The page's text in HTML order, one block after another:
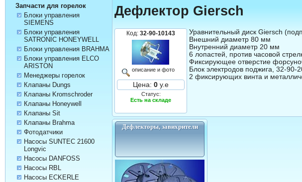
Запчасти для горелок
Блоки управления
SIEMENS
Блоки управления
SATRONIC HONEYWELL
Блоки управления BRAHMA
Блоки управления ELCO
ARISTON
Менеджеры горелок
Клапаны Dungs
Клапаны Kromschroder
Клапаны Honeywell
Клапаны Sit
Клапаны Brahma
Фотодатчики
Насосы SUNTEC 21600
Longvic
Насосы DANFOSS
Насосы RBL
Насосы ECKERLE
Дефлектор Giersch
Код:32-90-10143
описание и фото
Цена: 0 у.е
Статус:
Есть на складе
Уравнительный диск Giersch
Внешний диаметр 80 мм
Внутренний диаметр 20 мм
6 лопастей, против часовой
Фиксирующее отверстие
Блок электродов поджига, 32-90-
2 фиксирующих винта и
Дефлекторы, завихрители